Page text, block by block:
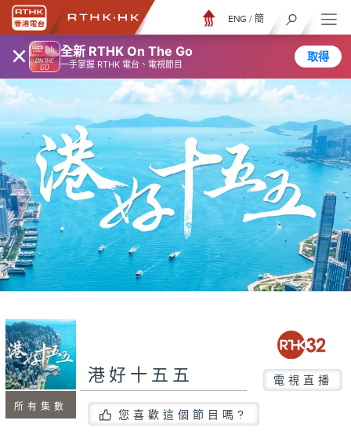
× 全新 RTHK On The Go
一手掌握 RTHK 電台、電視節目
取得
ENG / 簡
所有集數
港好十五五 電視直播
您喜歡這個節目嗎?